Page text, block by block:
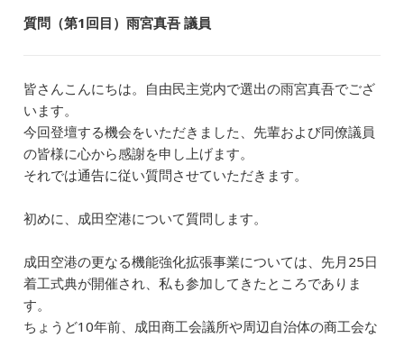
質問（第1回目）雨宮真吾 議員
皆さんこんにちは。自由民主党内で選出の雨宮真吾でござ
います。
今回登壇する機会をいただきました、先輩および同僚議員
の皆様に心から感謝を申し上げます。
それでは通告に従い質問させていただきます。
初めに、成田空港について質問します。
成田空港の更なる機能強化拡張事業については、先月25日
着工式典が開催され、私も参加してきたところでありま
す。
ちょうど10年前、成田商工会議所や周辺自治体の商工会な